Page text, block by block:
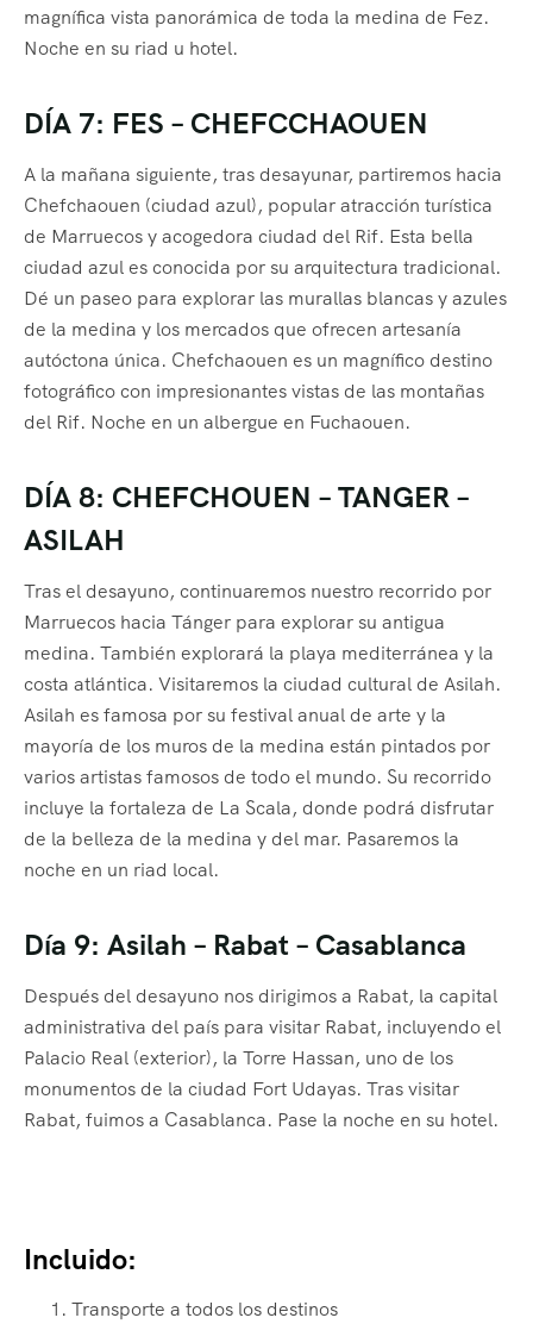
magnífica vista panorámica de toda la medina de Fez.
Noche en su riad u hotel.
DÍA 7: FES – CHEFCCHAOUEN
A la mañana siguiente, tras desayunar, partiremos hacia
Chefchaouen (ciudad azul), popular atracción turística
de Marruecos y acogedora ciudad del Rif. Esta bella
ciudad azul es conocida por su arquitectura tradicional.
Dé un paseo para explorar las murallas blancas y azules
de la medina y los mercados que ofrecen artesanía
autóctona única. Chefchaouen es un magnífico destino
fotográfico con impresionantes vistas de las montañas
del Rif. Noche en un albergue en Fuchaouen.
DÍA 8: CHEFCHOUEN – TANGER –
ASILAH
Tras el desayuno, continuaremos nuestro recorrido por
Marruecos hacia Tánger para explorar su antigua
medina. También explorará la playa mediterránea y la
costa atlántica. Visitaremos la ciudad cultural de Asilah.
Asilah es famosa por su festival anual de arte y la
mayoría de los muros de la medina están pintados por
varios artistas famosos de todo el mundo. Su recorrido
incluye la fortaleza de La Scala, donde podrá disfrutar
de la belleza de la medina y del mar. Pasaremos la
noche en un riad local.
Día 9: Asilah – Rabat – Casablanca
Después del desayuno nos dirigimos a Rabat, la capital
administrativa del país para visitar Rabat, incluyendo el
Palacio Real (exterior), la Torre Hassan, uno de los
monumentos de la ciudad Fort Udayas. Tras visitar
Rabat, fuimos a Casablanca. Pase la noche en su hotel.
Incluido:
Transporte a todos los destinos